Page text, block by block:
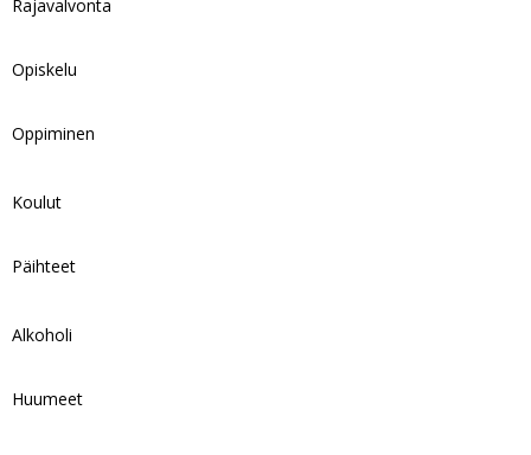
Rajavalvonta
Opiskelu
Oppiminen
Koulut
Päihteet
Alkoholi
Huumeet